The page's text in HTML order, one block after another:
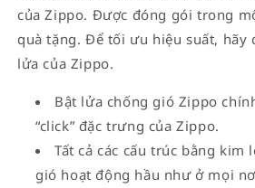
của Zippo. Được đóng gói trong
quà tặng. Để tối ưu hiệu suất, hãy
lửa của Zippo.
Bật lửa chống gió Zippo
“click” đặc trưng của Zippo.
Tất cả các cấu trúc bằng kim
gió hoạt động hầu như ở mọi